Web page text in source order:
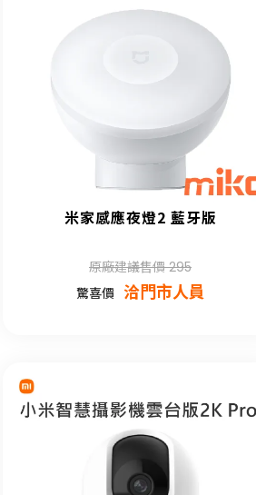
米家感應夜燈2 藍牙版
原廠建議售價 295
驚喜價 洽門市人員